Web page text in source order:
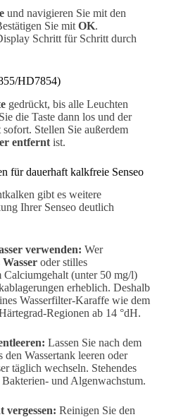
und navigieren Sie mit den
Sie mit OK.
Schritt für Schritt durch
HD7854)
gedrückt, bis alle Leuchten
die Taste dann los und der
Stellen Sie außerdem
entfernt ist.
für dauerhaft kalkfreie Senseo
gibt es weitere
Ihrer Senseo deutlich
verwenden: Wer
oder stilles
(unter 50 mg/l)
erheblich. Deshalb
Wasserfilter-Karaffe wie dem
Regionen ab 14 °dH.
Lassen Sie nach dem
den Wassertank leeren oder
täglich wechseln. Stehendes
und Algenwachstum.
vergessen: Reinigen Sie den